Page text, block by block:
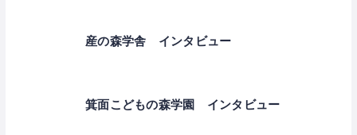
産の森学舎 インタビュー
箕面こどもの森学園 インタビュー